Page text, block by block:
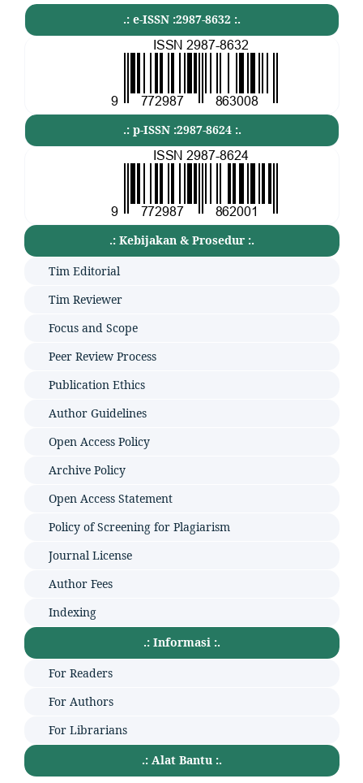
.: e-ISSN :2987-8632 :.
.: p-ISSN :2987-8624 :.
.: Kebijakan & Prosedur :.
Tim Editorial
Tim Reviewer
Focus and Scope
Peer Review Process
Publication Ethics
Author Guidelines
Open Access Policy
Archive Policy
Open Access Statement
Policy of Screening for Plagiarism
Journal License
Author Fees
Indexing
.: Informasi :.
For Readers
For Authors
For Librarians
.: Alat Bantu :.